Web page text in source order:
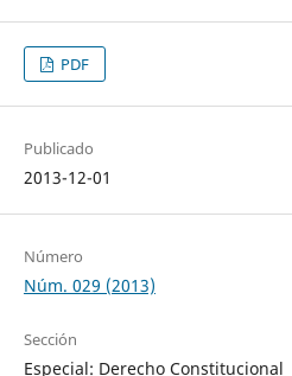
PDF
Publicado
2013-12-01
Número
Núm. 029 (2013)
Sección
Especial: Derecho Constitucional